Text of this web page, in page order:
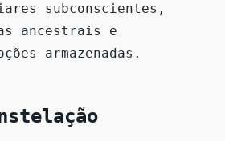
subconscientes,
ancestrais e
armazenadas.